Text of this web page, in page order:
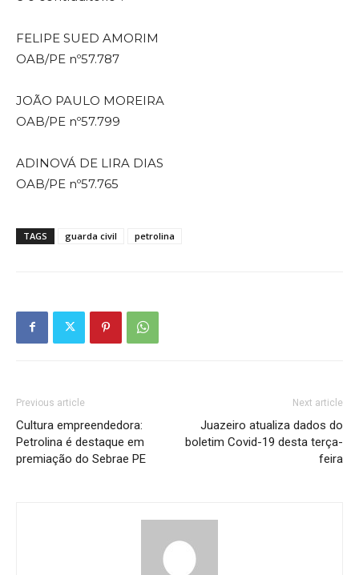
FELIPE SUED AMORIM
OAB/PE nº57.787
JOÃO PAULO MOREIRA
OAB/PE nº57.799
ADINOVÁ DE LIRA DIAS
OAB/PE nº57.765
TAGS guarda civil petrolina
Previous article
Cultura empreendedora:
Petrolina é destaque em
premiação do Sebrae PE
Next article
Juazeiro atualiza dados do
boletim Covid-19 desta terça-
feira